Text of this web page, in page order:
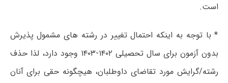
است.
* با توجه به اینکه احتمال تغییر در رشته های مشمول پذیرش
بدون آزمون برای سال تحصیلی ۱۴۰۲-۱۴۰۳ وجود دارد، لذا حذف
رشته/گرایش مورد تقاضای داوطلبان، هیچگونه حقی برای آنان